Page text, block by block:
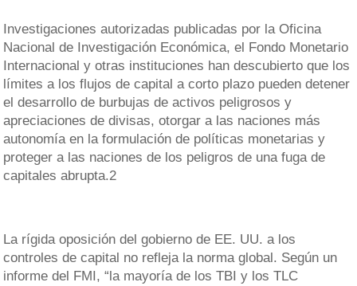
Investigaciones autorizadas publicadas por la Oficina
Nacional de Investigación Económica, el Fondo Monetario
Internacional y otras instituciones han descubierto que los
límites a los flujos de capital a corto plazo pueden detener
el desarrollo de burbujas de activos peligrosos y
apreciaciones de divisas, otorgar a las naciones más
autonomía en la formulación de políticas monetarias y
proteger a las naciones de los peligros de una fuga de
capitales abrupta.2
La rígida oposición del gobierno de EE. UU. a los
controles de capital no refleja la norma global. Según un
informe del FMI, “la mayoría de los TBI y los TLC